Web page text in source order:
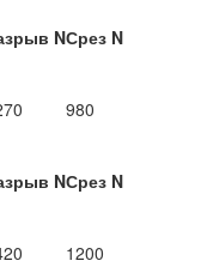
NСрез N
980
NСрез N
1200